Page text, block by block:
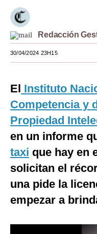
Viajes
Moda
Estilos
Mundo
EEUU
México
España
Internacional
Tecnología
Club del Suscriptor
Redacción
30/04/2024 23H15
El Instituto
Competencia y
Propiedad
en un informe
taxi que hay en
solicitan el
una pide la
empezar a